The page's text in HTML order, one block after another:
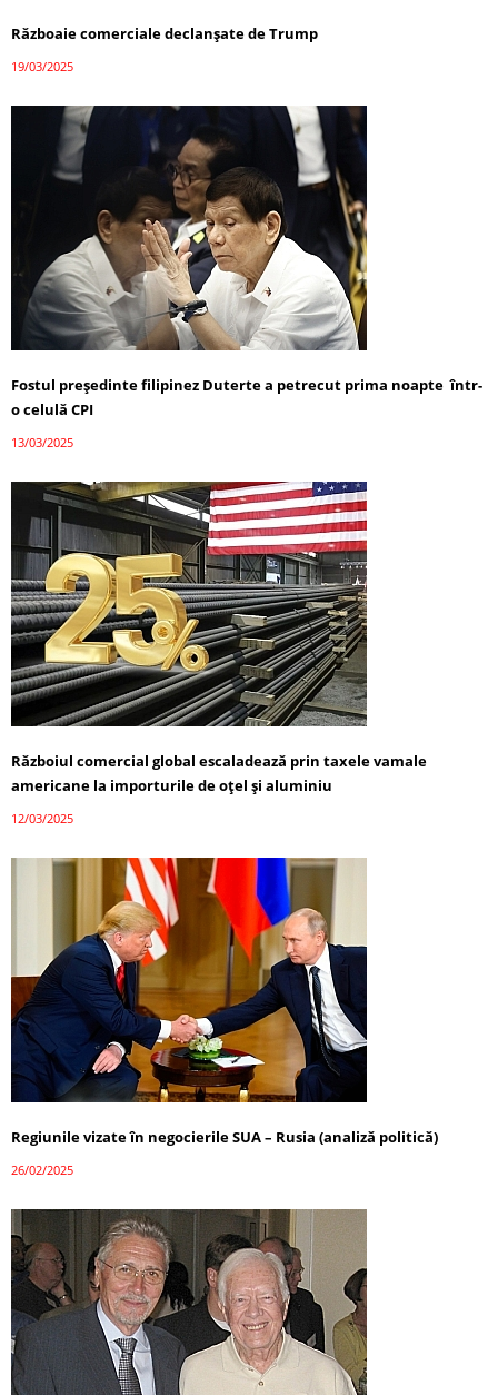
Războaie comerciale declanșate de Trump
19/03/2025
Fostul președinte filipinez Duterte a petrecut prima noapte într-
o celulă CPI
13/03/2025
Războiul comercial global escaladează prin taxele vamale
americane la importurile de oțel și aluminiu
12/03/2025
Regiunile vizate în negocierile SUA – Rusia (analiză politică)
26/02/2025